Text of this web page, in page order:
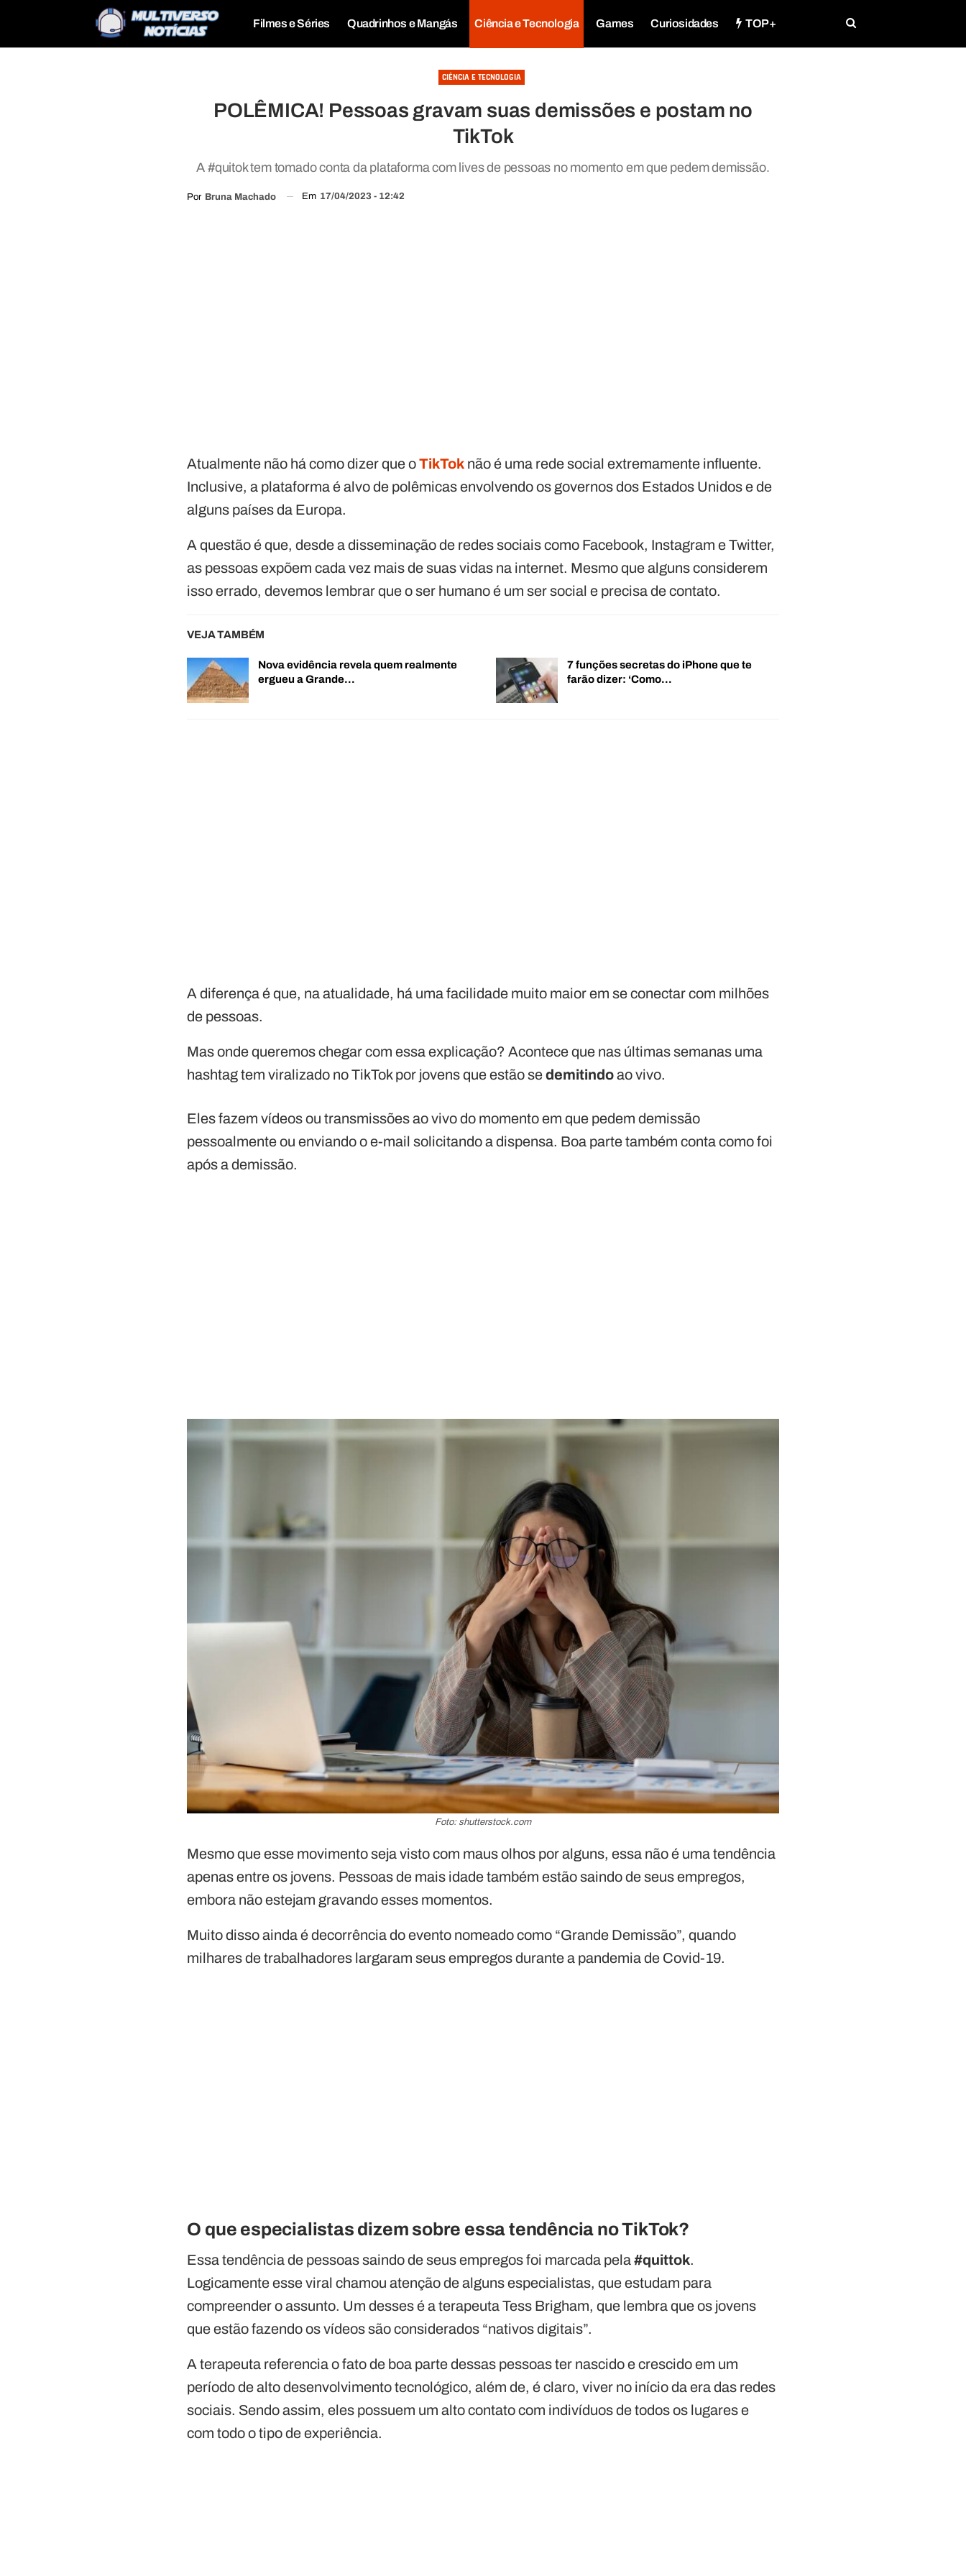
Filmes e Séries Quadrinhos e Mangás Ciência e Tecnologia Games Curiosidades TOP+
CIÊNCIA E TECNOLOGIA
POLÊMICA! Pessoas gravam suas demissões e postam no
TikTok
A #quitok tem tomado conta da plataforma com lives de pessoas no momento em que pedem demissão.
Por Bruna Machado Em 17/04/2023 - 12:42
Atualmente não há como dizer que oTikTok não é uma rede social extremamente influente.
Inclusive, a plataforma é alvo de polêmicas envolvendo os governos dos Estados Unidos e de
alguns países da Europa.
A questão é que, desde a disseminação de redes sociais como Facebook, Instagram e Twitter,
as pessoas expõem cada vez mais de suas vidas na internet. Mesmo que alguns considerem
isso errado, devemos lembrar que o ser humano é um ser social e precisa de contato.
VEJA TAMBÉM
Nova evidência revela quem realmente
ergueu a Grande…
7 funções secretas do iPhone que te
farão dizer: ‘Como…
A diferença é que, na atualidade, há uma facilidade muito maior em se conectar com milhões
de pessoas.
Mas onde queremos chegar com essa explicação? Acontece que nas últimas semanas uma
hashtag tem viralizado no TikTok por jovens que estão sedemitindoao vivo.
Eles fazem vídeos ou transmissões ao vivo do momento em que pedem demissão
pessoalmente ou enviando o e-mail solicitando a dispensa. Boa parte também conta como foi
após a demissão.
Foto: shutterstock.com
Mesmo que esse movimento seja visto com maus olhos por alguns, essa não é uma tendência
apenas entre os jovens. Pessoas de mais idade também estão saindo de seus empregos,
embora não estejam gravando esses momentos.
Muito disso ainda é decorrência do evento nomeado como “Grande Demissão”, quando
milhares de trabalhadores largaram seus empregos durante a pandemia de Covid-19.
O que especialistas dizem sobre essa tendência no TikTok?
Essa tendência de pessoas saindo de seus empregos foi marcada pela#quittok.
Logicamente esse viral chamou atenção de alguns especialistas, que estudam para
compreender o assunto. Um desses é a terapeuta Tess Brigham, que lembra que os jovens
que estão fazendo os vídeos são considerados “nativos digitais”.
A terapeuta referencia o fato de boa parte dessas pessoas ter nascido e crescido em um
período de alto desenvolvimento tecnológico, além de, é claro, viver no início da era das redes
sociais. Sendo assim, eles possuem um alto contato com indivíduos de todos os lugares e
com todo o tipo de experiência.